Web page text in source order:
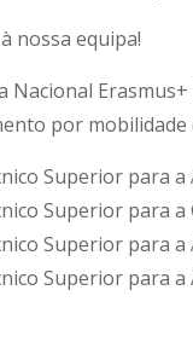
nossa equipa!
Nacional
por mobilidade
Superior para
Superior para a
Superior para
Superior para a